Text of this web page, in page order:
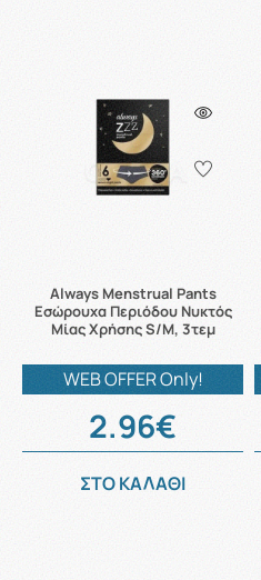
Always Menstrual Pants
Εσώρουχα Περιόδου Νυκτός
Μίας Χρήσης S/M, 3τεμ
WEB OFFER Only!
2.96€
ΣΤΟ ΚΑΛΑΘΙ